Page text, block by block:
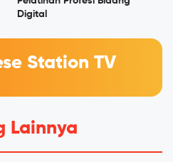
Digital
Station TV
Lainnya